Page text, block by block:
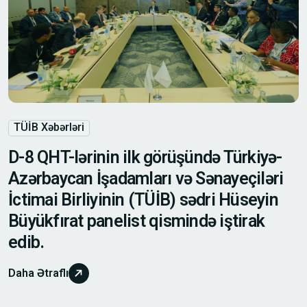
TÜİB Xəbərləri
D-8 QHT-lərinin ilk görüşündə Türkiyə-
Azərbaycan İşadamları və Sənayeçiləri
İctimai Birliyinin (TÜİB) sədri Hüseyin
Büyükfırat panelist qismində iştirak
edib.
Daha Ətraflı